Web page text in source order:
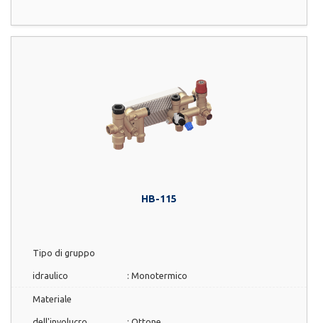
HB-115
Tipo di gruppo
idraulico : Monotermico
Materiale